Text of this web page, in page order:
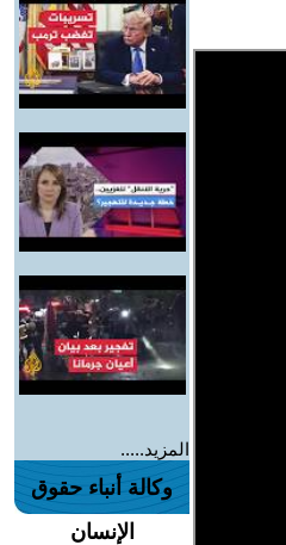
المزيد.....
وكالة أنباء حقوق
الإنسان